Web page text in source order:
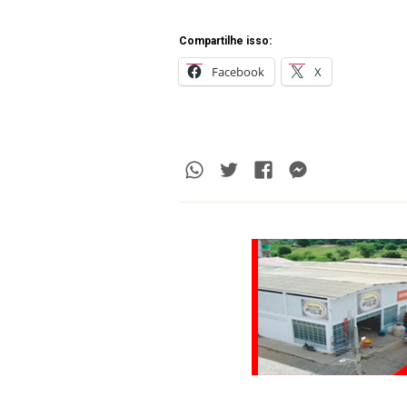
Compartilhe isso:
Facebook X
Whatsapp
TwitterFacebook